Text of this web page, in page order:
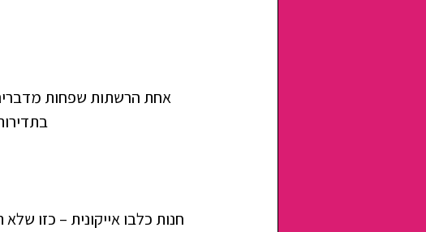
אחת הרשתות שפחות
חנות כלבו אייקונית – כזו